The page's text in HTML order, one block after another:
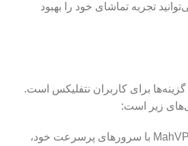
تجربه تماشای خود را بهبود
گزینه‌ها برای کاربران نتفلیکس است.
زیر است:
: MahVPN با سرورهای پرسرعت خود،